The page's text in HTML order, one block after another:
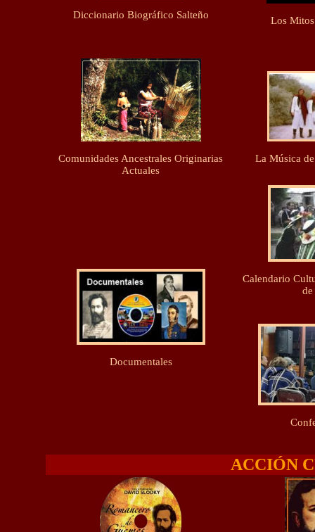
Diccionario Biográfico Salteño Los
Comunidades Ancestrales Originarias
Actuales
La Música
Documentales
Calendario
de
ACCIÓN